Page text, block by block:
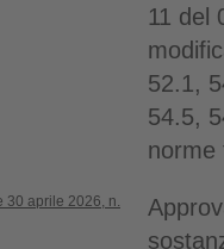
11 del
52.1,
54.5,
norme
30 aprile 2026, n.